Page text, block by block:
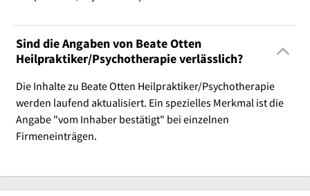
Sind die Angaben von Beate Otten
Heilpraktiker/Psychotherapie verlässlich?
Die Inhalte zu Beate Otten Heilpraktiker/Psychotherapie
werden laufend aktualisiert. Ein spezielles Merkmal ist die
Angabe "vom Inhaber bestätigt" bei einzelnen
Firmeneinträgen.